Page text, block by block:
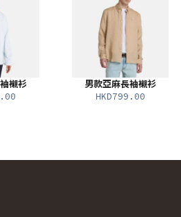
襯衫
男款亞麻長袖襯衫
HKD799.00